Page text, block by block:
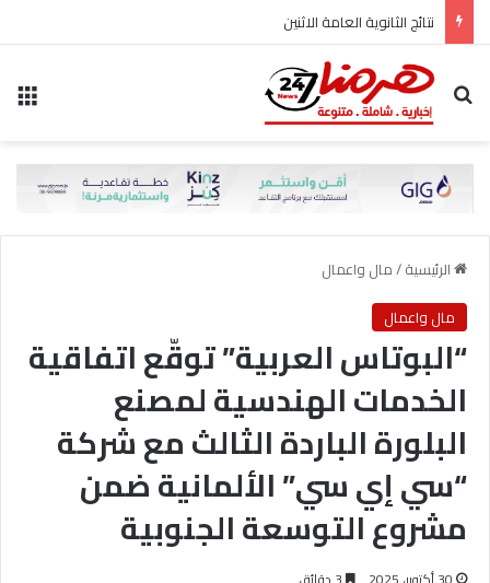
نتائج الثانوية العامة الاثنين
بحث عن
الرئيسية/مال واعمال
مال واعمال
“البوتاس العربية” توقّع اتفاقية
الخدمات الهندسية لمصنع
البلورة الباردة الثالث مع شركة
“سي إي سي” الألمانية ضمن
مشروع التوسعة الجنوبية